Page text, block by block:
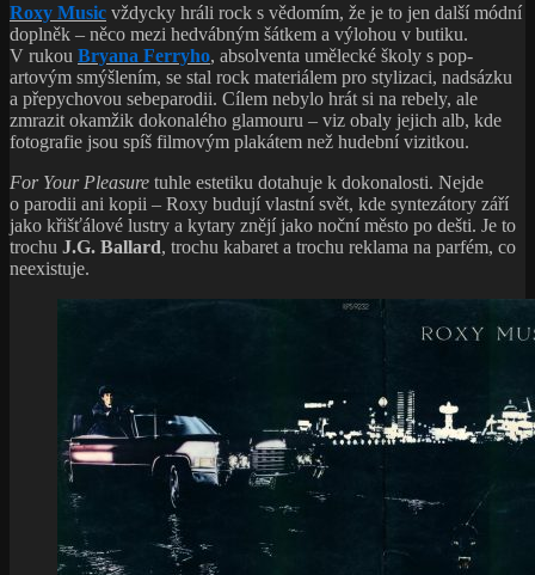
Roxy Music vždycky hráli rock s vědomím, že je to jen další módní
doplněk – něco mezi hedvábným šátkem a výlohou v butiku.
V rukou Bryana Ferryho, absolventa umělecké školy s pop-
artovým smýšlením, se stal rock materiálem pro stylizaci, nadsázku
a přepychovou sebeparodii. Cílem nebylo hrát si na rebely, ale
zmrazit okamžik dokonalého glamouru – viz obaly jejich alb, kde
fotografie jsou spíš filmovým plakátem než hudební vizitkou.
For Your Pleasure tuhle estetiku dotahuje k dokonalosti. Nejde
o parodii ani kopii – Roxy budují vlastní svět, kde syntezátory září
jako křišťálové lustry a kytary znějí jako noční město po dešti. Je to
trochu J.G. Ballard, trochu kabaret a trochu reklama na parfém, co
neexistuje.